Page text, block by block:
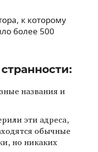
к которому
более 500
названия и
эти адреса,
обычные
но никаких